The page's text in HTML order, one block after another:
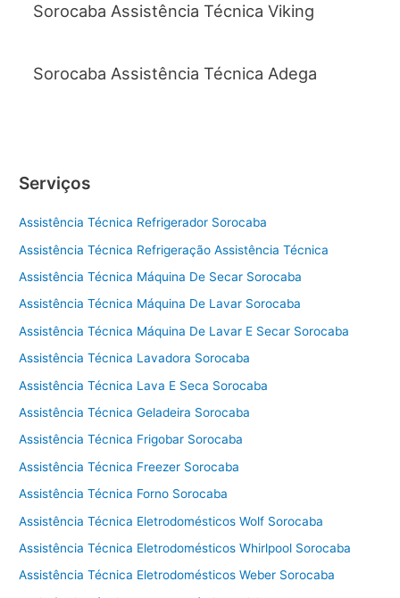
Sorocaba Assistência Técnica Viking
Sorocaba Assistência Técnica Adega
Serviços
Assistência Técnica Refrigerador Sorocaba
Assistência Técnica Refrigeração Assistência Técnica
Assistência Técnica Máquina De Secar Sorocaba
Assistência Técnica Máquina De Lavar Sorocaba
Assistência Técnica Máquina De Lavar E Secar Sorocaba
Assistência Técnica Lavadora Sorocaba
Assistência Técnica Lava E Seca Sorocaba
Assistência Técnica Geladeira Sorocaba
Assistência Técnica Frigobar Sorocaba
Assistência Técnica Freezer Sorocaba
Assistência Técnica Forno Sorocaba
Assistência Técnica Eletrodomésticos Wolf Sorocaba
Assistência Técnica Eletrodomésticos Whirlpool Sorocaba
Assistência Técnica Eletrodomésticos Weber Sorocaba